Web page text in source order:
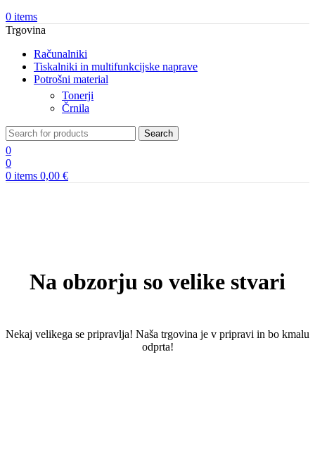
0 items
Trgovina
Računalniki
Tiskalniki in multifunkcijske naprave
Potrošni material
Tonerji
Črnila
Search
0
0
0 items 0,00 €
Na obzorju so velike stvari
Nekaj ​​velikega se pripravlja! Naša trgovina je v pripravi in ​​bo kmalu
odprta!